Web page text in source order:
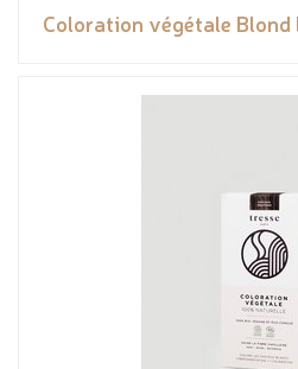
Coloration végétale Blond